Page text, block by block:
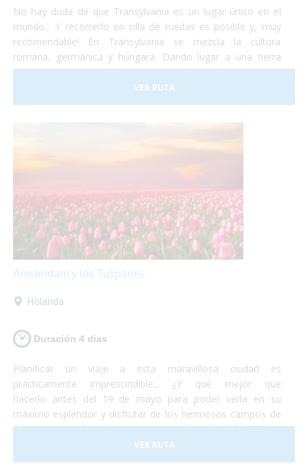
No hay duda de que Transylvania es un lugar único en el
mundo... Y recorrerlo en silla de ruedas es posible y, muy
recomendable! En Transylvania se mezcla la cultura
romana, germánica y húngara. Dando lugar a una tierra
compuesta por ciudades muy variadas, tradiciones muy
diferentes, artes y estilos de vida muy diversos. No lo dudes
más y haz las maletas para ir a conocer Rumania... ¡Te
VER RUTA
Amsterdam y los Tulipanes
Holanda
Duración 4 dias
Planificar un viaje a esta maravillosa ciudad es
prácticamente imprescindible... ¿Y qué mejor que
hacerlo antes del 19 de mayo para poder verla en su
máximo esplendor y disfrutar de los hermosos campos de
tulipanes que la rodean? Viajar a la ciudad holandesa
de Ámsterdam es posible para todo el mundo. Se trata de
una ciudad totalmente adaptada para personas con
VER RUTA